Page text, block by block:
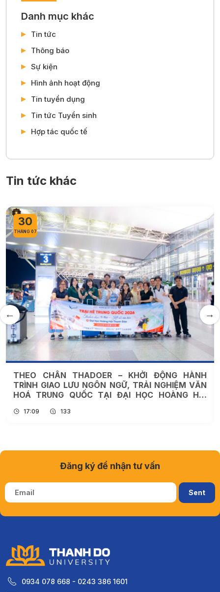
Danh mục khác
Tin tức
Thông báo
Sự kiện
Hình ảnh hoạt động
Tin tuyển dụng
Tin tức Tuyển sinh
Hợp tác quốc tế
Tin tức khác
27
THÁNG 07
TRƯỜNG ĐẠI HỌC THÀNH ĐÔ TỔ CHỨC KỲ THI
THỬ CAMBRIDGE LINGUASKILL – SẴN SÀNG CHO
CÁC KỲ THI CHÍNH THỨC NĂM 2026
16:13 194
0934 078 668 - 0243 386 1601
Đăng ký để nhận tư vấn